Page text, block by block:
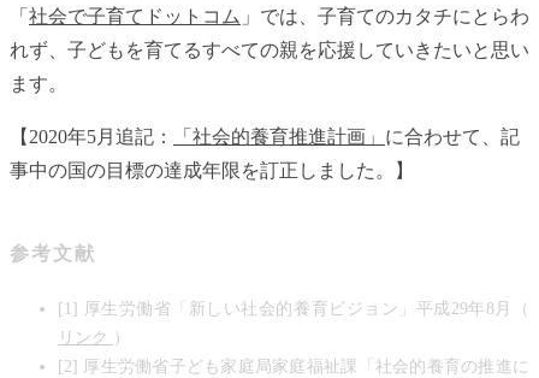
「 社会で子育てドットコム 」では、子育てのカタチにとらわ
れず、子どもを育てるすべての親を応援していきたいと思い
ます。
【2020年5月追記： 「社会的養育推進計画」 に合わせて、記
事中の国の目標の達成年限を訂正しました。】
参考文献
[1] 厚生労働省「新しい社会的養育ビジョン」平成29年8月（
リンク
）
[2] 厚生労働省子ども家庭局家庭福祉課「社会的養育の推進に